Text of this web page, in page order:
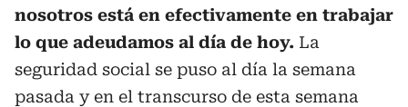
nosotros está en efectivamente en trabajar
lo que adeudamos al día de hoy. La
seguridad social se puso al día la semana
pasada y en el transcurso de esta semana